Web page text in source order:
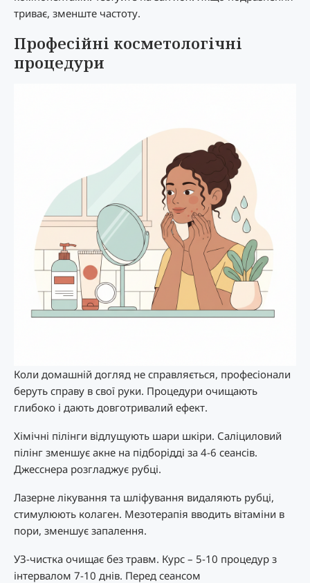
триває, зменште частоту.
Професійні косметологічні
процедури
Коли домашній догляд не справляється, професіонали
беруть справу в свої руки. Процедури очищають
глибоко і дають довготривалий ефект.
Хімічні пілінги відлущують шари шкіри. Саліциловий
пілінг зменшує акне на підборідді за 4-6 сеансів.
Джесснера розгладжує рубці.
Лазерне лікування та шліфування видаляють рубці,
стимулюють колаген. Мезотерапія вводить вітаміни в
пори, зменшує запалення.
УЗ-чистка очищає без травм. Курс – 5-10 процедур з
інтервалом 7-10 днів. Перед сеансом